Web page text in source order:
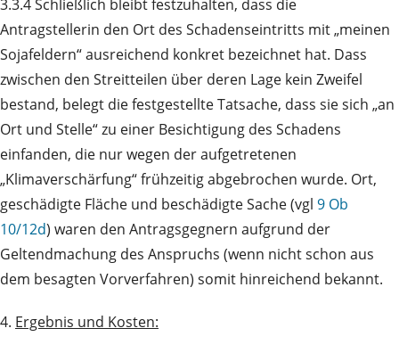
3.3.4 Schließlich bleibt festzuhalten, dass die
Antragstellerin den Ort des Schadenseintritts mit „meinen
Sojafeldern“ ausreichend konkret bezeichnet hat. Dass
zwischen den Streitteilen über deren Lage kein Zweifel
bestand, belegt die festgestellte Tatsache, dass sie sich „an
Ort und Stelle“ zu einer Besichtigung des Schadens
einfanden, die nur wegen der aufgetretenen
„Klimaverschärfung“ frühzeitig abgebrochen wurde. Ort,
geschädigte Fläche und beschädigte Sache (vgl 9 Ob
10/12d) waren den Antragsgegnern aufgrund der
Geltendmachung des Anspruchs (wenn nicht schon aus
dem besagten Vorverfahren) somit hinreichend bekannt.
4. Ergebnis und Kosten: